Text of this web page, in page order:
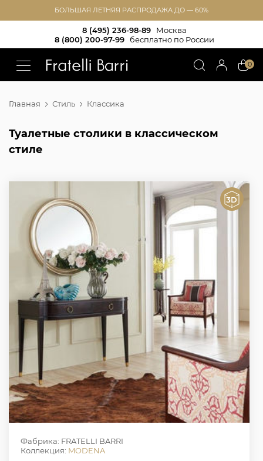
БОЛЬШАЯ ЛЕТНЯЯ РАСПРОДАЖА ДО — 60%
8 (495) 236-98-89
Москва
8 (800) 200-97-99
бесплатно по России
0
Главная Стиль Классика
Туалетные столики в классическом
стиле
Фабрика: FRATELLI BARRI
Коллекция: MODENA